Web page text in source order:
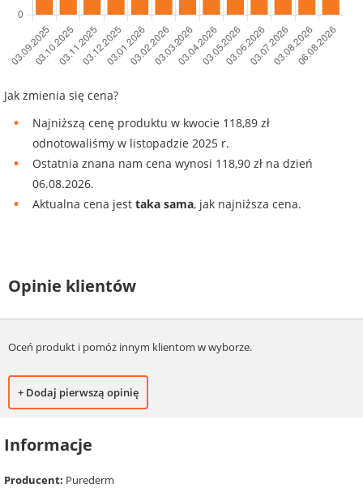
Jak zmienia się cena?
Najniższą cenę produktu w kwocie 118,89 zł
odnotowaliśmy w listopadzie 2025 r.
Ostatnia znana nam cena wynosi 118,90 zł na dzień
06.08.2026.
Aktualna cena jest taka sama, jak najniższa cena.
Opinie klientów
Oceń produkt i pomóż innym klientom w wyborze.
+ Dodaj pierwszą opinię
Informacje
Producent: Purederm